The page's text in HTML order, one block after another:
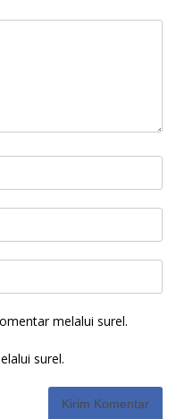
melalui surel.
surel.